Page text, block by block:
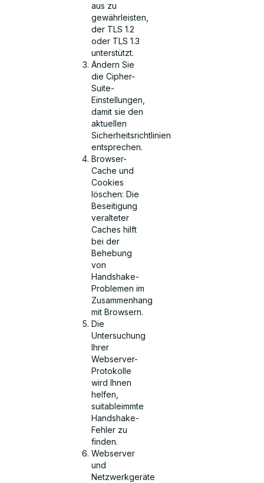
aus zu
gewährleisten,
der TLS 1.2
oder TLS 1.3
unterstützt.
Ändern Sie
die Cipher-
Suite-
Einstellungen,
damit sie den
aktuellen
Sicherheitsrichtlinien
entsprechen.
Browser-
Cache und
Cookies
löschen: Die
Beseitigung
veralteter
Caches hilft
bei der
Behebung
von
Handshake-
Problemen im
Zusammenhang
mit Browsern.
Die
Untersuchung
Ihrer
Webserver-
Protokolle
wird Ihnen
helfen,
suitableimmte
Handshake-
Fehler zu
finden.
Webserver
und
Netzwerkgeräte